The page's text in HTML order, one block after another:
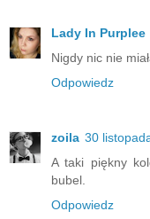
Lady In Purplee
Nigdy nic nie
Odpowiedz
zoila 30
A taki piękny
bubel.
Odpowiedz